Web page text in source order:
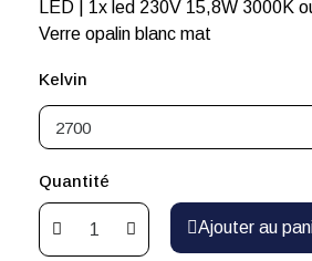
LED | 1x led 230V 15,8W 3000K
Verre opalin blanc mat
Kelvin
Quantité
Ajouter au